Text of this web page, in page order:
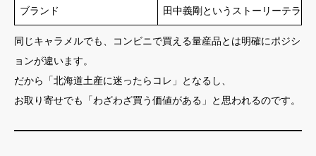
ブランド 田中義剛というストーリーテラー
同じキャラメルでも、コンビニで買える量産品とは明確にポジシ
ョンが違います。
だから「北海道土産に迷ったらコレ」となるし、
お取り寄せでも「わざわざ買う価値がある」と思われるのです。